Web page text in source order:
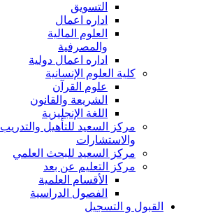
التسويق
اداره اعمال
العلوم المالية
والمصرفية
اداره اعمال دولية
كلية العلوم الإنسانية
علوم القرآن
الشريعة والقانون
اللغة الإنجليزية
مركز السعيد للتأهيل والتدريب
والاستشارات
مركز السعيد للبحث العلمي
مركز التعليم عن بعد
الأقسام العلمية
الفصول الدراسية
القبول و التسجيل